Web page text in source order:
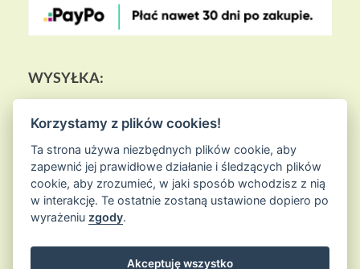
WYSYŁKA:
Korzystamy z plików cookies!
Ta strona używa niezbędnych plików cookie, aby
zapewnić jej prawidłowe działanie i śledzących plików
cookie, aby zrozumieć, w jaki sposób wchodzisz z nią
w interakcję. Te ostatnie zostaną ustawione dopiero po
wyrażeniu zgody.
Akceptuję wszystko